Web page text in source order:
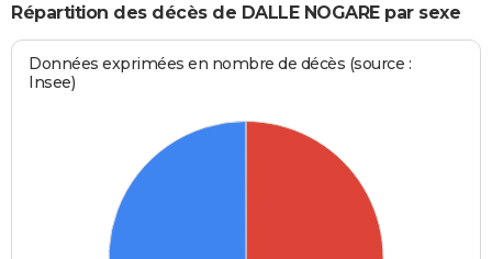
Répartition des décès de DALLE NOGARE par sexe
Données exprimées en nombre de décès (source :
Insee)